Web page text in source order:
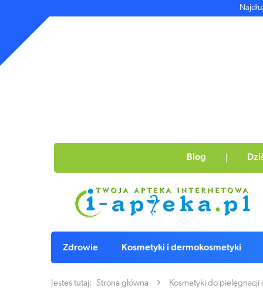
Blog
Zdrowie Kosmetyki i dermokosmetyki
Jesteś tutaj: Strona główna Kosmetyki do pielęgnacji